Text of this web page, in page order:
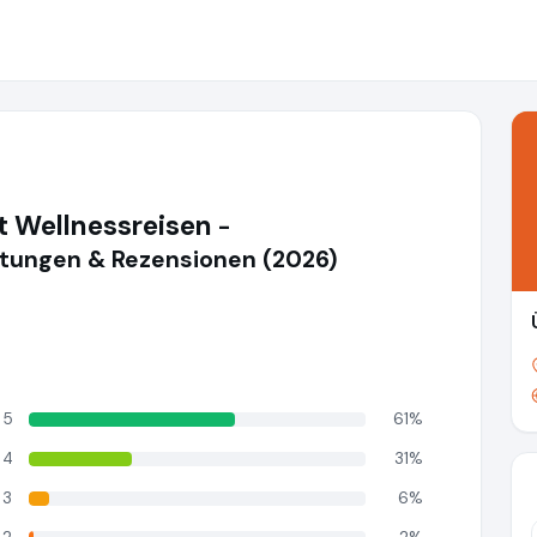
-
& Rezensionen (2026)
5
61%
4
31%
3
6%